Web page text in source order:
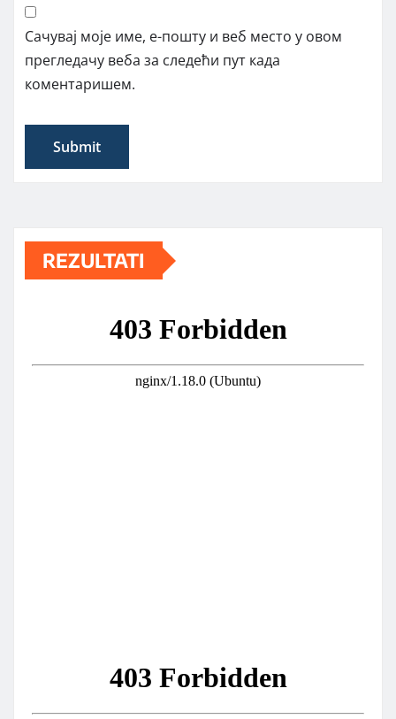
Сачувај моје име, е-пошту и веб место у овом
прегледачу веба за следећи пут када
коментаришем.
REZULTATI